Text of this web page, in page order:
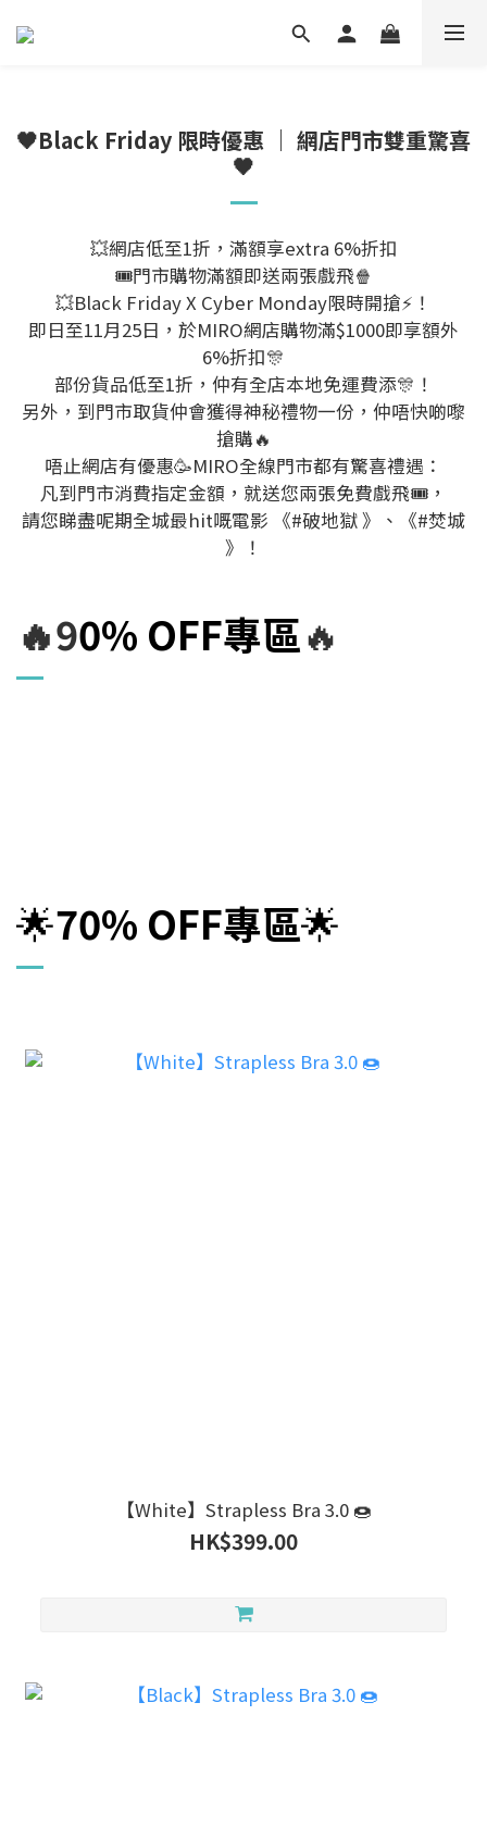
🖤Black Friday 限時優惠 ｜ 網店門市雙重驚喜
🖤
💥網店低至1折，滿額享extra 6%折扣
🎟門市購物滿額即送兩張戲飛🍿
💥Black Friday X Cyber Monday限時開搶⚡！
即日至11月25日，於MIRO網店購物滿$1000即享額外
6%折扣🎊
部份貨品低至1折，仲有全店本地免運費添🎊！
另外，到門市取貨仲會獲得神秘禮物一份，仲唔快啲嚟
搶購🔥
唔止網店有優惠🥳MIRO全線門市都有驚喜禮遇：
凡到門市消費指定金額，就送您兩張免費戲飛🎟，
請您睇盡呢期全城最hit嘅電影 《#破地獄 》、《#焚城
》！
🔥90% OFF專區🔥
🌟70% OFF專區🌟
【White】Strapless Bra 3.0 🍩
HK$399.00